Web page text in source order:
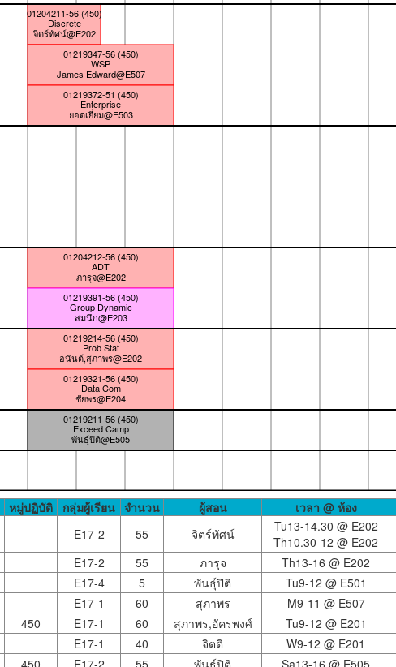
01204211-56 (450)
Discrete
จิตร์ทัศน์@E202
01204212-56 (450)
ADT
ภารุจ@E202
01219211-56 (450)
Exceed Camp
พันธุ์ปิติ@E505
01219214-56 (450)
Prob Stat
อนันต์,สุภาพร@E202
01219321-56 (450)
Data Com
ชัยพร@E204
01219347-56 (450)
WSP
James Edward@E507
01219372-51 (450)
Enterprise
ยอดเยี่ยม@E503
01219391-56 (450)
Group Dynamic
สมนึก@E203
หมู่ปฏิบัติ กลุ่มผู้เรียน จำนวน ผู้สอน เวลา @ ห้อง
E17-2 55 จิตร์ทัศน์ Tu13-14.30 @ E202
Th10.30-12 @ E202
E17-2 55 ภารุจ Th13-16 @ E202
E17-4 5 พันธุ์ปิติ Tu9-12 @ E501
E17-1 60 สุภาพร M9-11 @ E507
450 E17-1 60 สุภาพร,อัครพงศ์ Tu9-12 @ E201
E17-1 40 จิตติ W9-12 @ E201
450 E17-2 55 พันธุ์ปิติ Sa13-16 @ E505